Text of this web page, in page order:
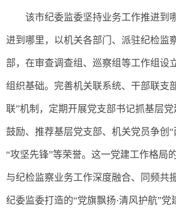
该市纪委监委坚持业务工作推进到
进到哪里，以机关各部门、派驻纪检监
部，在审查调查组、巡察组等工作组设
组织基础。完善机关联系统、干部联支
联”机制，定期开展党支部书记抓基层党
鼓励、推荐基层党支部、机关党员争创“
“攻坚先锋”等荣誉。这一党建工作格局
与纪检监察业务工作深度融合、同频共
纪委监委打造的“党旗飘扬·清风护航”党